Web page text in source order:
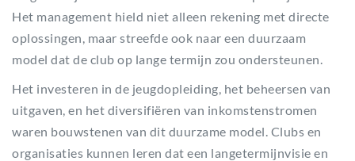
Het management hield niet alleen rekening met directe
oplossingen, maar streefde ook naar een duurzaam
model dat de club op lange termijn zou ondersteunen.
Het investeren in de jeugdopleiding, het beheersen van
uitgaven, en het diversifiëren van inkomstenstromen
waren bouwstenen van dit duurzame model. Clubs en
organisaties kunnen leren dat een langetermijnvisie en